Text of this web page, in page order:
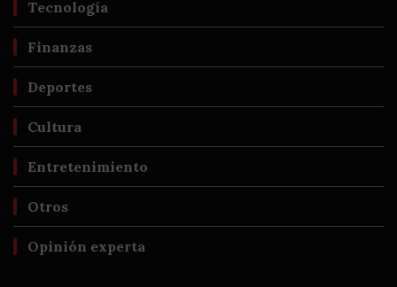
Tecnología
Finanzas
Deportes
Cultura
Entretenimiento
Otros
Opinión experta